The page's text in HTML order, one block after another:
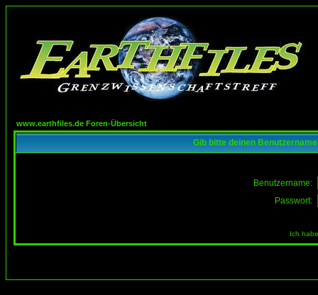
www.earthfiles.de Foren-Übersicht
Gib bitte deinen
Benutzername:
Passwort:
Ich